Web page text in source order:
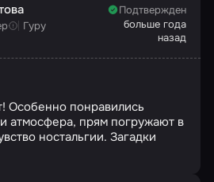
Гуру
Подтвержден
больше года
назад
Особенно понравились
атмосфера, прям погружают в
ностальгии. Загадки